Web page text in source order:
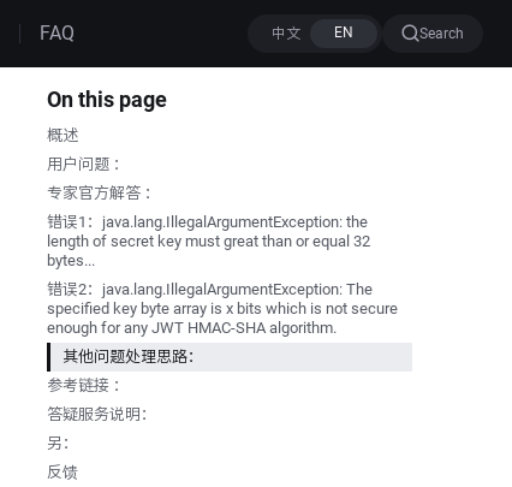
FAQ Search
On this page
概述
用户问题 ：
专家官方解答 ：
错误1：java.lang.IllegalArgumentException: the
length of secret key must great than or equal 32
bytes...
错误2：java.lang.IllegalArgumentException: The
specified key byte array is x bits which is not secure
enough for any JWT HMAC-SHA algorithm.
其他问题处理思路：
参考链接 ：
答疑服务说明：
另：
反馈